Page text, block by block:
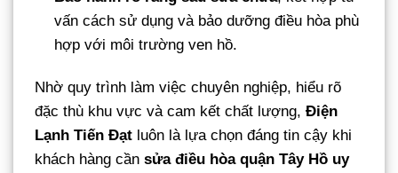
vấn cách sử dụng và bảo dưỡng điều hòa phù
hợp với môi trường ven hồ.
Nhờ quy trình làm việc chuyên nghiệp, hiểu rõ
đặc thù khu vực và cam kết chất lượng, Điện
Lạnh Tiến Đạt luôn là lựa chọn đáng tin cậy khi
khách hàng cần sửa điều hòa quận Tây Hồ uy